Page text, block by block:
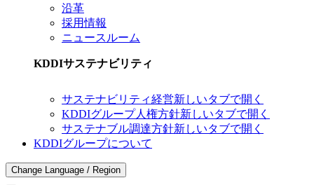
沿革
採用情報
ニュースルーム
KDDIサステナビリティ
サステナビリティ経営新しいタブで開く
KDDIグループ人権方針新しいタブで開く
サステナブル調達方針新しいタブで開く
KDDIグループについて
Change Language / Region